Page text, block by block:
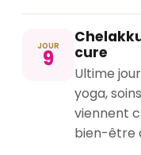
JOUR
9
cure
Ultime
yoga,
viennent
bien-être